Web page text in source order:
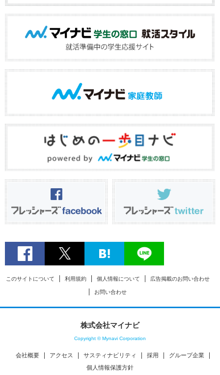
このサイトについて 利用規約 個人情報について 広告掲載のお問い合わせ
お問い合わせ
株式会社マイナビ
Copyright © Mynavi Corporation
会社概要 アクセス サスティナビリティ 採用
グループ企業
個人情報保護方針